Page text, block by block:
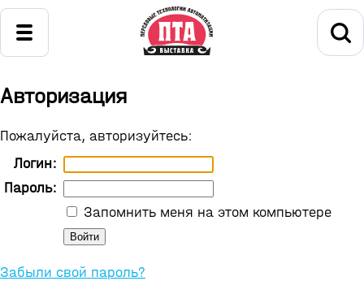
Авторизация
Пожалуйста, авторизуйтесь:
Логин:
Пароль:
Запомнить меня на этом компьютере
Забыли свой пароль?